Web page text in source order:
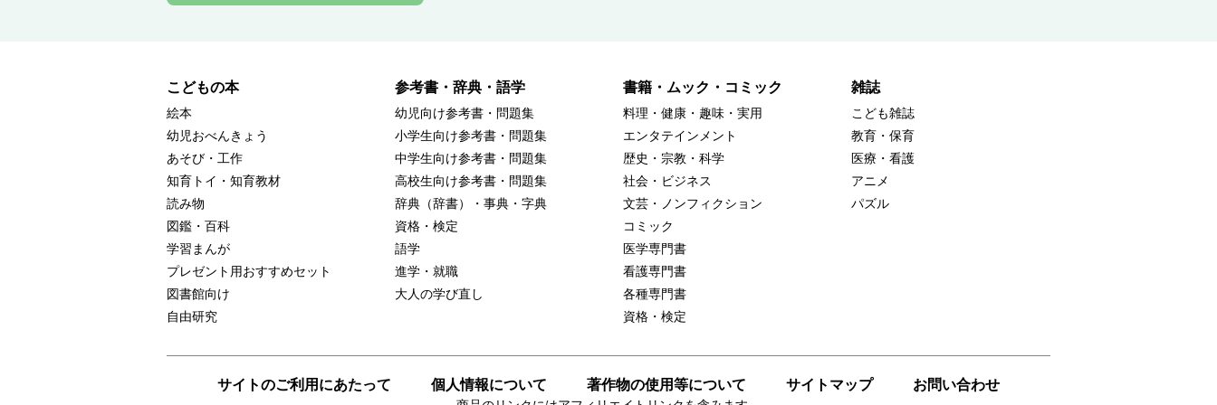
こどもの本
絵本
幼児おべんきょう
あそび・工作
知育トイ・知育教材
読み物
図鑑・百科
学習まんが
プレゼント用おすすめセット
図書館向け
自由研究
参考書・辞典・語学
幼児向け参考書・問題集
小学生向け参考書・問題集
中学生向け参考書・問題集
高校生向け参考書・問題集
辞典（辞書）・事典・字典
資格・検定
語学
進学・就職
大人の学び直し
書籍・ムック・コミック
料理・健康・趣味・実用
エンタテインメント
歴史・宗教・科学
社会・ビジネス
文芸・ノンフィクション
コミック
医学専門書
看護専門書
各種専門書
資格・検定
雑誌
こども雑誌
教育・保育
医療・看護
アニメ
パズル
サイトのご利用にあたって 個人情報について 著作物の使用等について サイトマップ お問い合わせ